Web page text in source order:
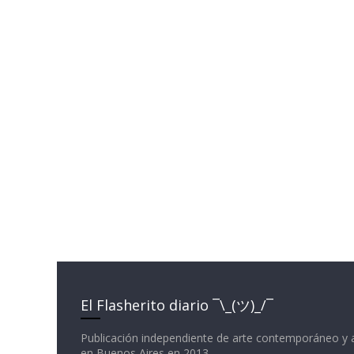
El Flasherito diario ¯\_(ツ)_/¯
Publicación independiente de arte contemporáneo y